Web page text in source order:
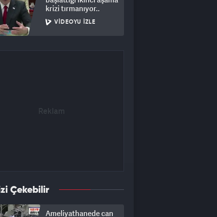
krizi tırmanıyor..
VIDEOYU İZLE
Çekebilir
Ameliyathanede can